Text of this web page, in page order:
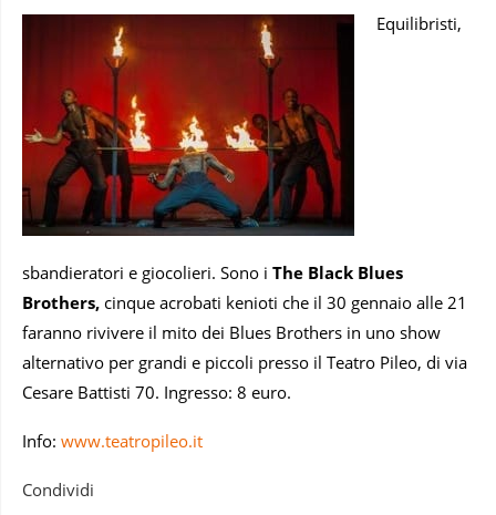
Equilibristi,
sbandieratori e giocolieri. Sono i The Black Blues
Brothers, cinque acrobati kenioti che il 30 gennaio alle 21
faranno rivivere il mito dei Blues Brothers in uno show
alternativo per grandi e piccoli presso il Teatro Pileo, di via
Cesare Battisti 70. Ingresso: 8 euro.
Info: www.teatropileo.it
Condividi